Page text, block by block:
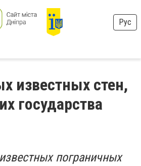
Рус
известных стен,
государства
пограничных